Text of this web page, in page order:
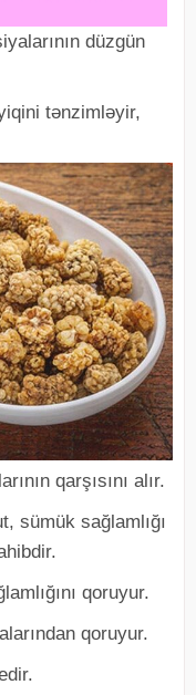
düzgün
tənzimləyir,
qarşısını alır.
sümük sağlamlığı
qoruyur.
qoruyur.